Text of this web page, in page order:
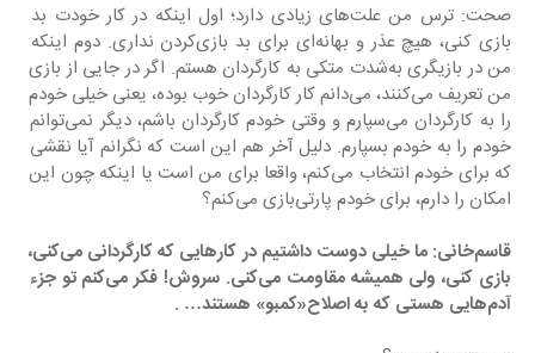
صحت: ترس من علت‌های زیادی دارد؛ اول اینکه در کار خودت بد
بازی کنی، هیچ عذر و بهانه‌ای برای بد بازی‌کردن نداری. دوم اینکه
من در بازیگری به‌شدت متکی به کارگردان هستم. اگر در جایی از بازی
من تعریف می‌کنند، می‌دانم کار کارگردان خوب بوده، یعنی خیلی خودم
را به کارگردان می‌سپارم و وقتی خودم کارگردان باشم، دیگر نمی‌توانم
خودم را به خودم بسپارم. دلیل آخر هم این است که نگرانم آیا نقشی
که برای خودم انتخاب می‌کنم، واقعا برای من است یا اینکه چون این
امکان را دارم، برای خودم پارتی‌بازی می‌کنم؟
قاسم‌خانی: ما خیلی دوست داشتیم در کارهایی که کارگردانی می‌کنی،
بازی کنی، ولی همیشه مقاومت می‌کنی. سروش! فکر می‌کنم تو جزء
آدم‌هایی هستی که به اصلاح«کمبو» هستند… .